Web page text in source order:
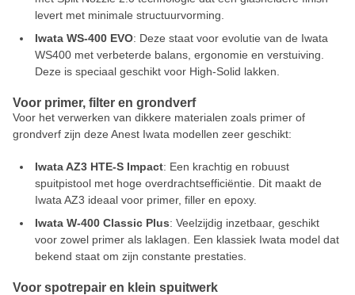
levert met minimale structuurvorming.
Iwata WS-400 EVO: Deze staat voor evolutie van de Iwata
WS400 met verbeterde balans, ergonomie en verstuiving.
Deze is speciaal geschikt voor High-Solid lakken.
Voor primer, filter en grondverf
Voor het verwerken van dikkere materialen zoals primer of
grondverf zijn deze Anest Iwata modellen zeer geschikt:
Iwata AZ3 HTE-S Impact: Een krachtig en robuust
spuitpistool met hoge overdrachtsefficiëntie. Dit maakt de
Iwata AZ3 ideaal voor primer, filler en epoxy.
Iwata W-400 Classic Plus: Veelzijdig inzetbaar, geschikt
voor zowel primer als laklagen. Een klassiek Iwata model dat
bekend staat om zijn constante prestaties.
Voor spotrepair en klein spuitwerk